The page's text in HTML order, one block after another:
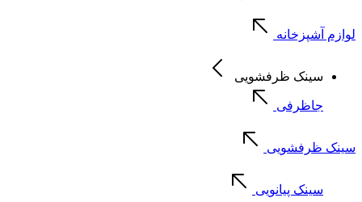
لوازم آشپزخانه
سینک ظرفشویی
جاظرفی
سینک ظرفشویی
سینک پیانویی